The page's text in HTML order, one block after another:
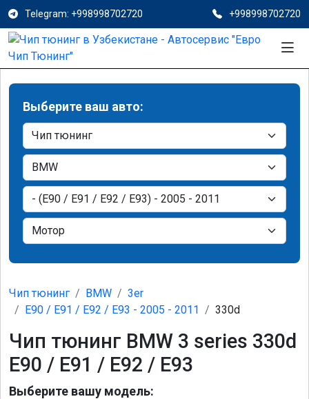
Telegram: +998998702720 +998998702720
Выберите ваш авто:
Чип тюнинг BMW
3er
E90 / E91 / E92 / E93 - 2005 - 2011
330d
Чип тюнинг BMW 3 series 330d
E90 / E91 / E92 / E93
Выберите вашу модель: